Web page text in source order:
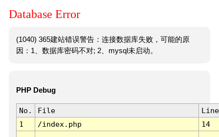
Database Error
(1040) 365建站错误警告：连接数据库失败，可能的原
因：1、数据库密码不对; 2、mysql未启动。
PHP Debug
No. File
Line
1
/index.php 14